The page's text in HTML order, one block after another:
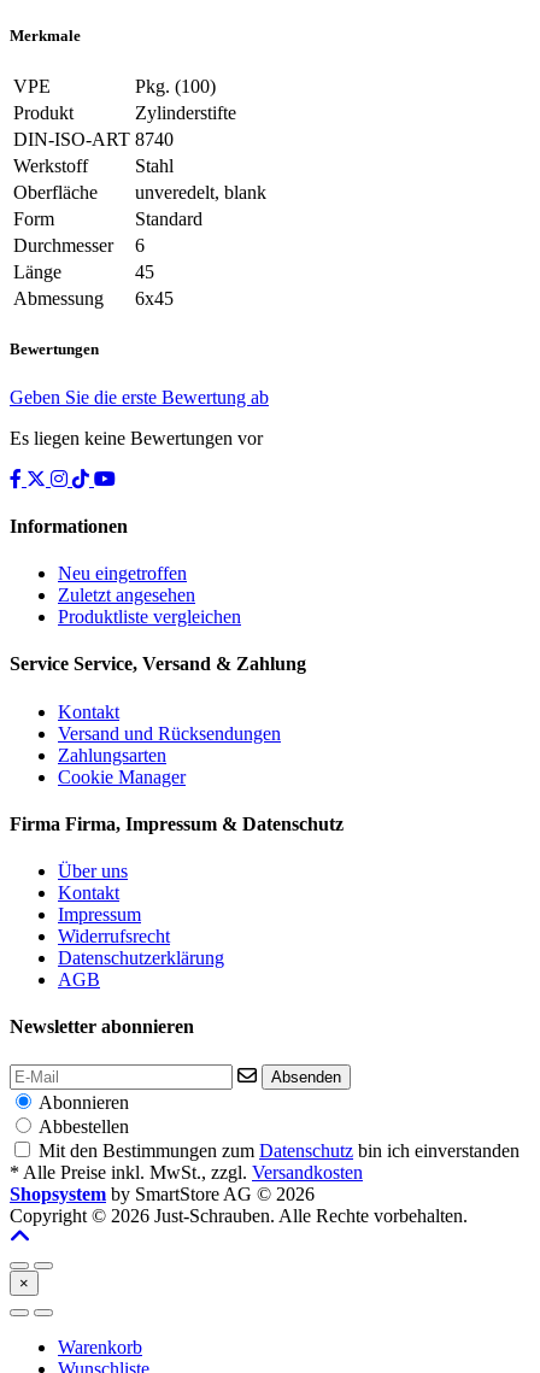
Merkmale
VPE
Pkg. (100)
Produkt
Zylinderstifte
DIN-ISO-ART 8740
Werkstoff
Stahl
Oberfläche
unveredelt, blank
Form
Standard
Durchmesser
6
Länge
45
Abmessung
6x45
Bewertungen
Geben Sie die erste Bewertung ab
Es liegen keine Bewertungen vor
Informationen
Neu eingetroffen
Zuletzt angesehen
Produktliste vergleichen
Service Service, Versand & Zahlung
Kontakt
Versand und Rücksendungen
Zahlungsarten
Cookie Manager
Firma Firma, Impressum & Datenschutz
Über uns
Kontakt
Impressum
Widerrufsrecht
Datenschutzerklärung
AGB
Newsletter abonnieren
Absenden
Abonnieren
Abbestellen
Mit den Bestimmungen zum Datenschutz bin ich einverstanden
* Alle Preise inkl. MwSt., zzgl. Versandkosten
Shopsystem by SmartStore AG © 2026
Copyright © 2026 Just-Schrauben. Alle Rechte vorbehalten.
×
Warenkorb
Wunschliste